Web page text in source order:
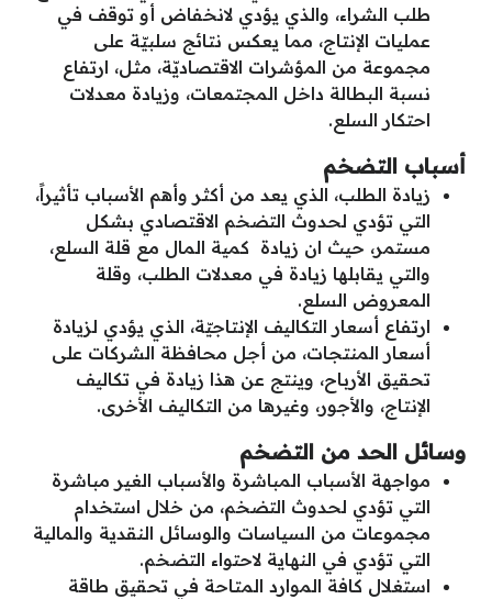
طلب الشراء، والذي يؤدي لانخفاض أو توقف في
عمليات الإنتاج، مما يعكس نتائج سلبيّة على
مجموعة من المؤشرات الاقتصاديّة، مثل، ارتفاع
نسبة البطالة داخل المجتمعات، وزيادة معدلات
احتكار السلع.
أسباب التضخم
زيادة الطلب، الذي يعد من أكثر وأهم الأسباب تأثيراً،
التي تؤدي لحدوث التضخم الاقتصادي بشكل
مستمر، حيث ان زيادة كمية المال مع قلة السلع،
والتي يقابلها زيادة في معدلات الطلب، وقلة
المعروض السلع.
ارتفاع أسعار التكاليف الإنتاجيّة، الذي يؤدي لزيادة
أسعار المنتجات، من أجل محافظة الشركات على
تحقيق الأرباح، وينتج عن هذا زيادة في تكاليف
الإنتاج، والأجور، وغيرها من التكاليف الأخرى.
وسائل الحد من التضخم
مواجهة الأسباب المباشرة والأسباب الغير مباشرة
التي تؤدي لحدوث التضخم، من خلال استخدام
مجموعات من السياسات والوسائل النقدية والمالية
التي تؤدي في النهاية لاحتواء التضخم.
استغلال كافة الموارد المتاحة في تحقيق طاقة